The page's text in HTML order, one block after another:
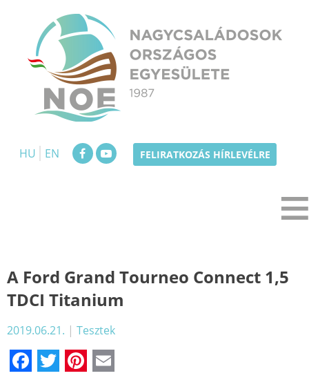
content
HU
EN FELIRATKOZÁS HÍRLEVÉLRE
A Ford Grand Tourneo Connect 1,5
TDCI Titanium
2019.06.21. | Tesztek
Facebook
TwitterPinterest